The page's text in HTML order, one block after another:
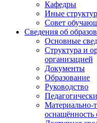
Кафедры
Иные
Совет
Сведения об
Основные
Структура и
организацией
Документы
Образование
Руководство
Материально-
оснащённость